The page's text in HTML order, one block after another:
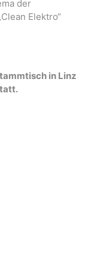
der
Elektro“
in Linz